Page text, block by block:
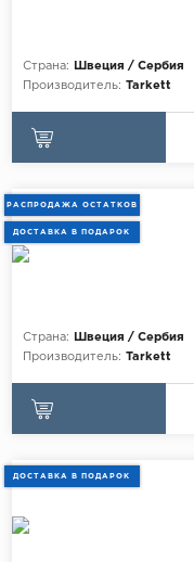
Страна:
Швеция / Сербия
Производитель: Tarkett
РАСПРОДАЖА ОСТАТКОВ
ДОСТАВКА В ПОДАРОК
Страна:
Швеция / Сербия
Производитель: Tarkett
ДОСТАВКА В ПОДАРОК